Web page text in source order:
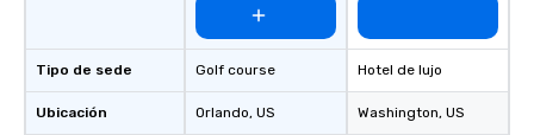
Tipo de sede
Ubicación
Golf course
Orlando, US
Hotel de lujo
Washington, US